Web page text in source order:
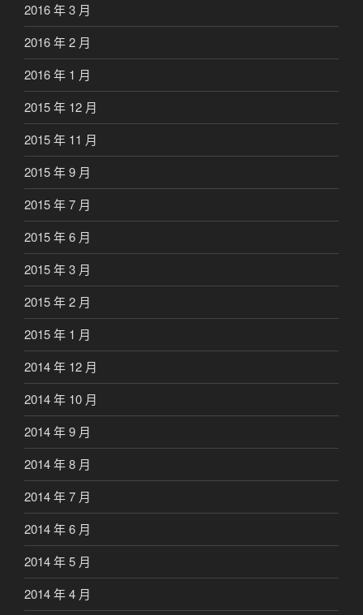
2016 年 3 月
2016 年 2 月
2016 年 1 月
2015 年 12 月
2015 年 11 月
2015 年 9 月
2015 年 7 月
2015 年 6 月
2015 年 3 月
2015 年 2 月
2015 年 1 月
2014 年 12 月
2014 年 10 月
2014 年 9 月
2014 年 8 月
2014 年 7 月
2014 年 6 月
2014 年 5 月
2014 年 4 月